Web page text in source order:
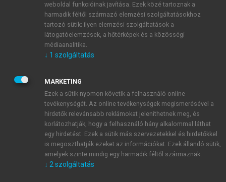
E-MAIL-CÍM
JELSZÓ
JELSZÓ ÚJRA
Kérek értesítést a MeRSZ újdonságairól, akcióiról.
Kérek értesítést az Akadémiai Kiadó Zrt. újdonságairól,
weboldal funkcióinak javítása. Ezek közé tartoznak a
harmadik féltől származó elemzési szolgáltatásokhoz
tartozó sütik; ilyen elemzési szolgáltatások a
látogatóelemzések, a hőtérképek és a közösségi
médiaanalitika.
↓ 1 szolgáltatás
MARKETING
Ezek a sütik nyomon követik a felhasználó online
tevékenységét. Az online tevékenységek megismerésével a
hirdetők relevánsabb reklámokat jeleníthetnek meg, és
korlátozhatják, hogy a felhasználó hány alkalommal láthat
egy hirdetést. Ezek a sütik más szervezetekkel és hirdetőkkel
is megoszthatják ezeket az információkat. Ezek állandó sütik,
amelyek szinte mindig egy harmadik féltől származnak.
↓ 2 szolgáltatás